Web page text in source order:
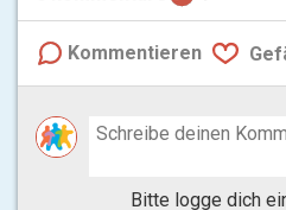
Kommentieren
Bitte logge dich